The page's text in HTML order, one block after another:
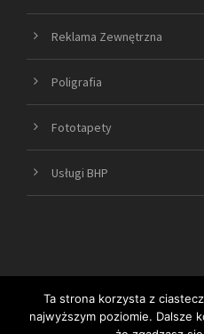
Reklama Zewnętrzna
Poligrafia
Fototapety
Usługi BHP
COPYRIGHT 2019
Ta strona korzysta z
najwyższym poziomie. Dalsze